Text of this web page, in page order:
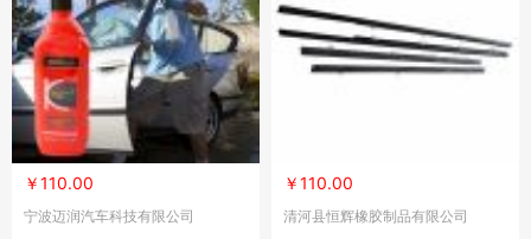
￥110.00
宁波迈润汽车科技有限公司
￥110.00
清河县恒辉橡胶制品有限公司